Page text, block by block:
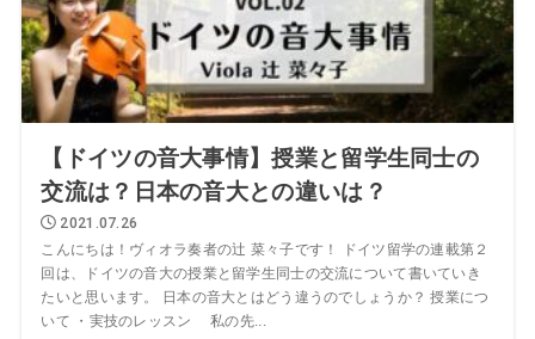
【ドイツの音大事情】授業と留学生同士の
交流は？日本の音大との違いは？
2021.07.26
こんにちは！ヴィオラ奏者の辻 菜々子です！ ドイツ留学の連載第２
回は、ドイツの音大の授業と留学生同士の交流について書いていき
たいと思います。 日本の音大とはどう違うのでしょうか？ 授業につ
いて ・実技のレッスン 私の先...